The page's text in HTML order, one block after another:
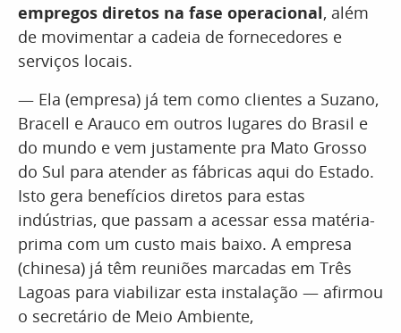
empregos diretos na fase operacional, além
de movimentar a cadeia de fornecedores e
serviços locais.
— Ela (empresa) já tem como clientes a Suzano,
Bracell e Arauco em outros lugares do Brasil e
do mundo e vem justamente pra Mato Grosso
do Sul para atender as fábricas aqui do Estado.
Isto gera benefícios diretos para estas
indústrias, que passam a acessar essa matéria-
prima com um custo mais baixo. A empresa
(chinesa) já têm reuniões marcadas em Três
Lagoas para viabilizar esta instalação — afirmou
o secretário de Meio Ambiente,